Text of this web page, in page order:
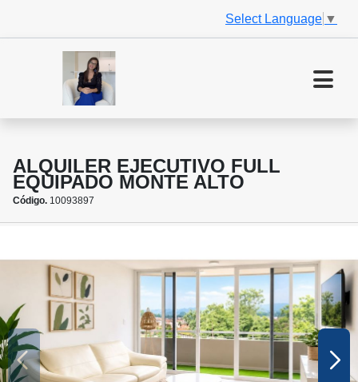
Select Language ▼
ALQUILER EJECUTIVO FULL
EQUIPADO MONTE ALTO
Código. 10093897